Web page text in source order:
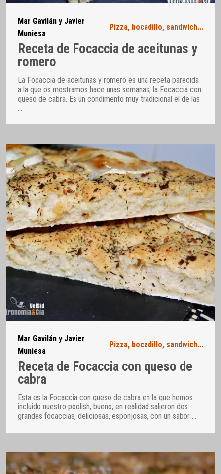
Mar Gavilán y Javier
Muniesa
Pizza, bocadillo, sandwich...
Receta de Focaccia de aceitunas y
romero
La Focaccia de aceitunas y romero es una receta parecida
a la que os mostramos hace unas semanas, la Focaccia con
queso de cabra. Es un condimento muy tradicional el de las
Mar Gavilán y Javier
Muniesa
Pizza, bocadillo, sandwich...
Receta de Focaccia con queso de
cabra
Esta es la Focaccia con queso de cabra en la que hemos
incluido nuestro poolish, bueno, en realidad salieron dos
grandes focaccias, deliciosas, esponjosas, con un sabor …